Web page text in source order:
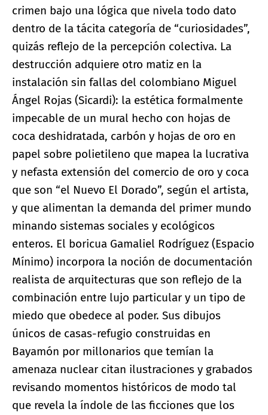
crimen bajo una lógica que nivela todo dato
dentro de la tácita categoría de “curiosidades”,
quizás reflejo de la percepción colectiva. La
destrucción adquiere otro matiz en la
instalación sin fallas del colombiano Miguel
Ángel Rojas (Sicardi): la estética formalmente
impecable de un mural hecho con hojas de
coca deshidratada, carbón y hojas de oro en
papel sobre polietileno que mapea la lucrativa
y nefasta extensión del comercio de oro y coca
que son “el Nuevo El Dorado”, según el artista,
y que alimentan la demanda del primer mundo
minando sistemas sociales y ecológicos
enteros. El boricua Gamaliel Rodríguez (Espacio
Mínimo) incorpora la noción de documentación
realista de arquitecturas que son reflejo de la
combinación entre lujo particular y un tipo de
miedo que obedece al poder. Sus dibujos
únicos de casas-refugio construidas en
Bayamón por millonarios que temían la
amenaza nuclear citan ilustraciones y grabados
revisando momentos históricos de modo tal
que revela la índole de las ficciones que los